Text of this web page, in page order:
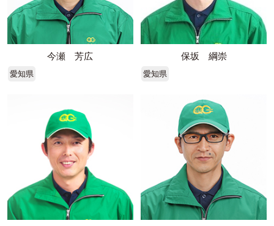
今瀬 芳広
愛知県
保坂 綱崇
愛知県